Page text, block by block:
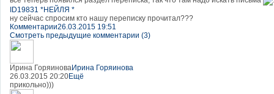
ID19831 *НЕЙЛЯ *
ну сейчас спросим кто нашу переписку прочитал???
Комментарии26.03.2015 19:51
Смотреть предыдущие комментарии (3)
Ирина ГоряиноваИрина Горяинова
26.03.2015 20:20Ещё
прикольно)))